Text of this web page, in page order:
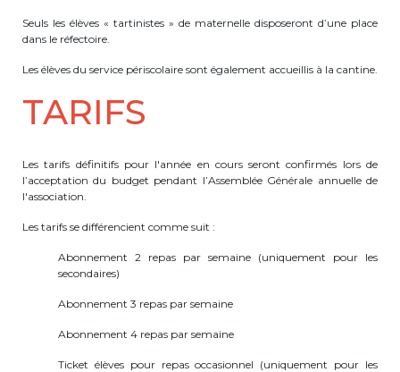
Seuls les élèves « tartinistes » de maternelle disposeront d’une place
dans le réfectoire.
Les élèves du service périscolaire sont également accueillis à la cantine.
TARIFS
Les tarifs définitifs pour l'année en cours seront confirmés lors de
l’acceptation du budget pendant l’Assemblée Générale annuelle de
l'association.
Les tarifs se différencient comme suit :
Abonnement 2 repas par semaine (uniquement pour les
secondaires)
Abonnement 3 repas par semaine
Abonnement 4 repas par semaine
Ticket élèves pour repas occasionnel (uniquement pour les